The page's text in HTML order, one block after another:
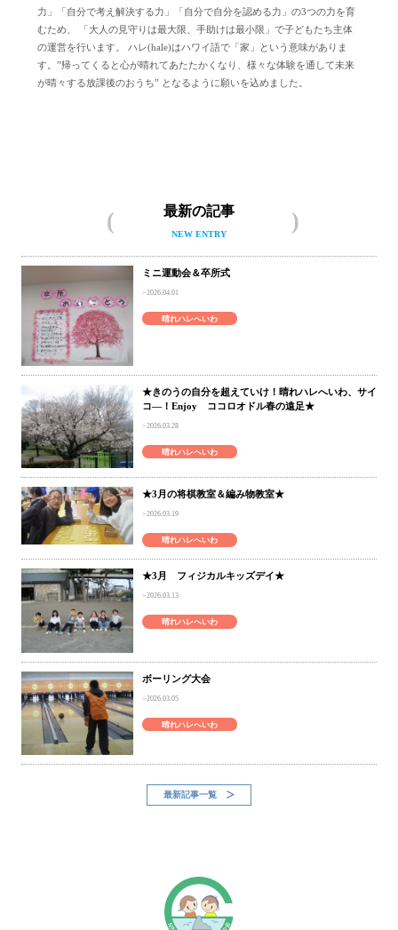
力」「自分で考え解決する力」「自分で自分を認める力」の3つの力を育
むため、 「大人の見守りは最大限、手助けは最小限」で子どもたち主体
の運営を行います。 ハレ(hale)はハワイ語で「家」という意味がありま
す。”帰ってくると心が晴れてあたたかくなり、様々な体験を通して未来
が晴々する放課後のおうち” となるように願いを込めました。
最新の記事
NEW ENTRY
ミニ運動会＆卒所式
2026.04.01
晴れハレへいわ
★きのうの自分を超えていけ！晴れハレへいわ、サイ
コ―！Enjoy ココロオドル春の遠足★
2026.03.28
晴れハレへいわ
★3月の将棋教室＆編み物教室★
2026.03.19
晴れハレへいわ
★3月 フィジカルキッズデイ★
2026.03.13
晴れハレへいわ
ボーリング大会
2026.03.05
晴れハレへいわ
最新記事一覧